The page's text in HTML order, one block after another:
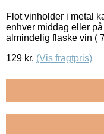
Flot vinholder i metal
enhver middag eller
almindelig flaske vin (
129 kr. (Vis fragtpris)